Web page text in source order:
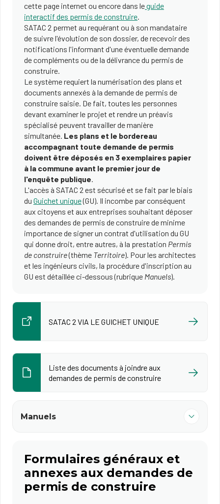
cette page internet ou encore dans leguide
interactif des permis de construire.
SATAC 2 permet au requérant ou à son mandataire
de suivre l'évolution de son dossier, de recevoir des
notifications l'informant d'une éventuelle demande
de compléments ou de la délivrance du permis de
construire.
Le système requiert la numérisation des plans et
documents annexés à la demande de permis de
construire saisie. De fait, toutes les personnes
devant examiner le projet et rendre un préavis
spécialisé peuvent travailler de manière
simultanée. Les plans et le bordereau
accompagnant toute demande de permis
doivent être déposés en 3 exemplaires papier
à la commune avant le premier jour de
l'enquête publique.
L'accès à SATAC 2 est sécurisé et se fait par le biais
du Guichet unique(GU). Il incombe par conséquent
aux citoyens et aux entreprises souhaitant déposer
des demandes de permis de construire de minime
importance de signer un contrat d'utilisation du GU
qui donne droit, entre autres, à la prestation Permis
de construire(thème Territoire). Pour les architectes
et les ingénieurs civils, la procédure d'inscription au
GU est détaillée ci-dessous (rubrique Manuels).
SATAC 2 VIA LE GUICHET UNIQUE
Liste des documents à joindre aux
demandes de permis de construire
Manuels
Formulaires généraux et
annexes aux demandes de
permis de construire